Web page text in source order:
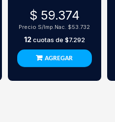
Mini60 He Stormrise
Black Inglés
$ 59.374
Precio S/Imp.Nac. $53.732
12cuotas de $7.292
AGREGAR